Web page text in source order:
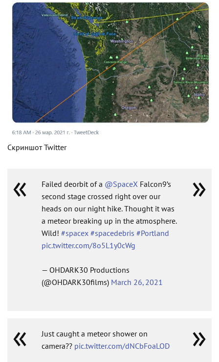
Скриншот Twitter
Failed deorbit of a @SpaceX Falcon9’s
second stage crossed right over our
heads on our night hike. Thought it was
a meteor breaking up in the atmosphere.
Wild! #spacex #spacedebris #Portland
pic.twitter.com/8o5L1y0cWg
— OHDARK30 Productions
(@OHDARK30films) March 26, 2021
Just caught a meteor shower on
camera?? pic.twitter.com/dNCbFoaLOD